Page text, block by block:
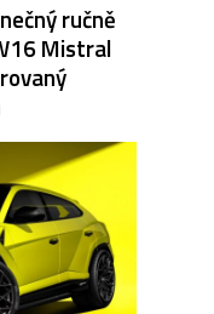
ručně
Mistral